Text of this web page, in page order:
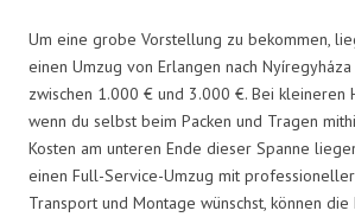
Um eine grobe Vorstellung zu bekommen,
einen Umzug von Erlangen nach
zwischen 1.000 € und 3.000 €. Bei kleineren
wenn du selbst beim Packen und Tragen
Kosten am unteren Ende dieser Spanne
einen Full-Service-Umzug mit professioneller
Transport und Montage wünschst, können